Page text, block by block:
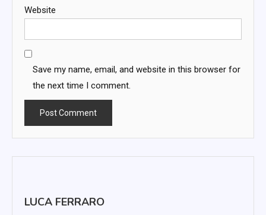
Website
Save my name, email, and website in this browser for
the next time I comment.
LUCA FERRARO